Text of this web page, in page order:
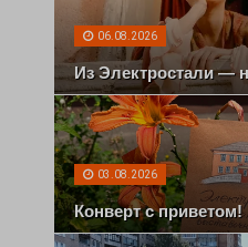
06.08.2026
Из Электростали —
03.08.2026
Конверт с приветом!